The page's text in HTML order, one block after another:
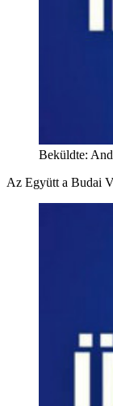
Beküldte:
Az Együtt a Budai